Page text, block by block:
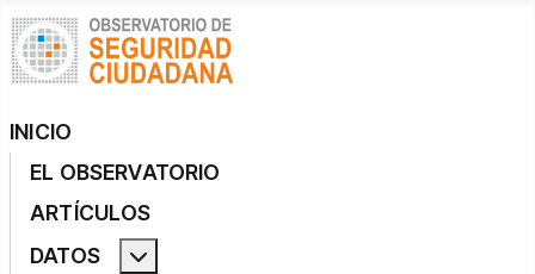
INICIO
EL OBSERVATORIO
ARTÍCULOS
DATOS
Más acerca de: Datos